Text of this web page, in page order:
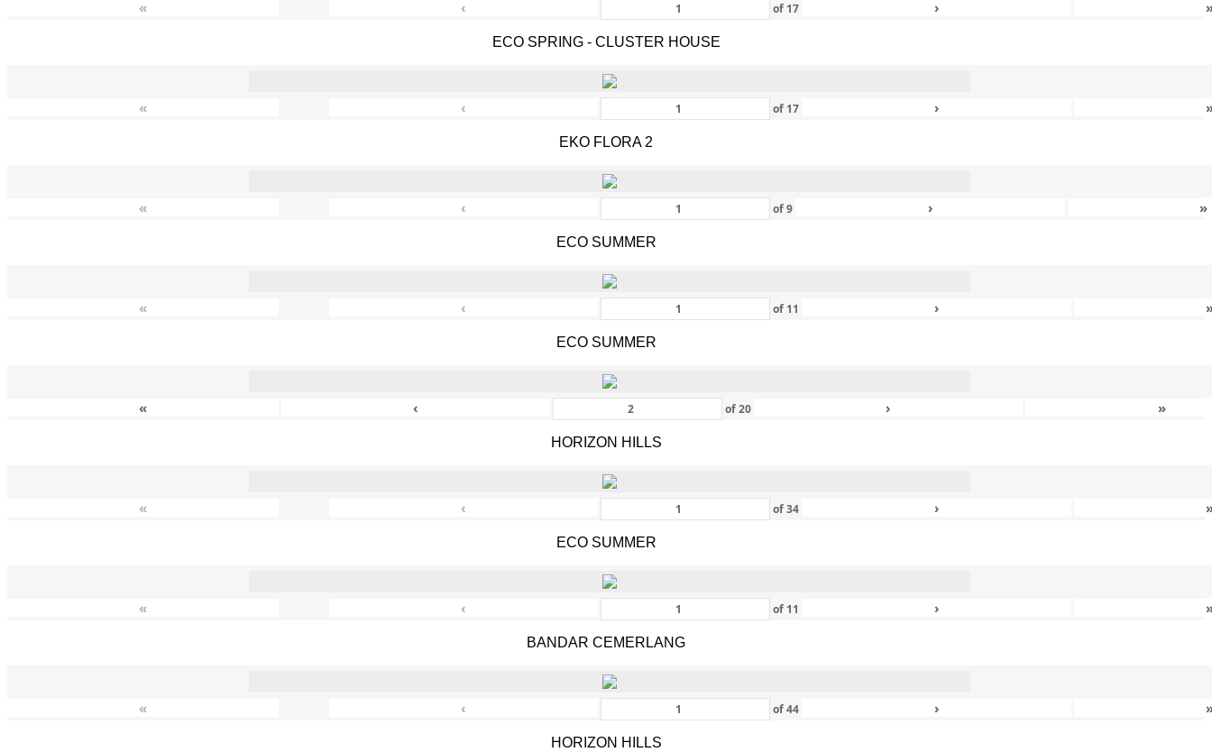
« ‹ of 17 ›
ECO SPRING - CLUSTER HOUSE
« ‹ of 17 ›
EKO FLORA 2
« ‹ of9 › »
ECO SUMMER
« ‹ of 11 ›
ECO SUMMER
« ‹ of20 › »
HORIZON HILLS
« ‹ of34 ›
ECO SUMMER
« ‹ of 11 ›
BANDAR CEMERLANG
« ‹ of44 ›
HORIZON HILLS